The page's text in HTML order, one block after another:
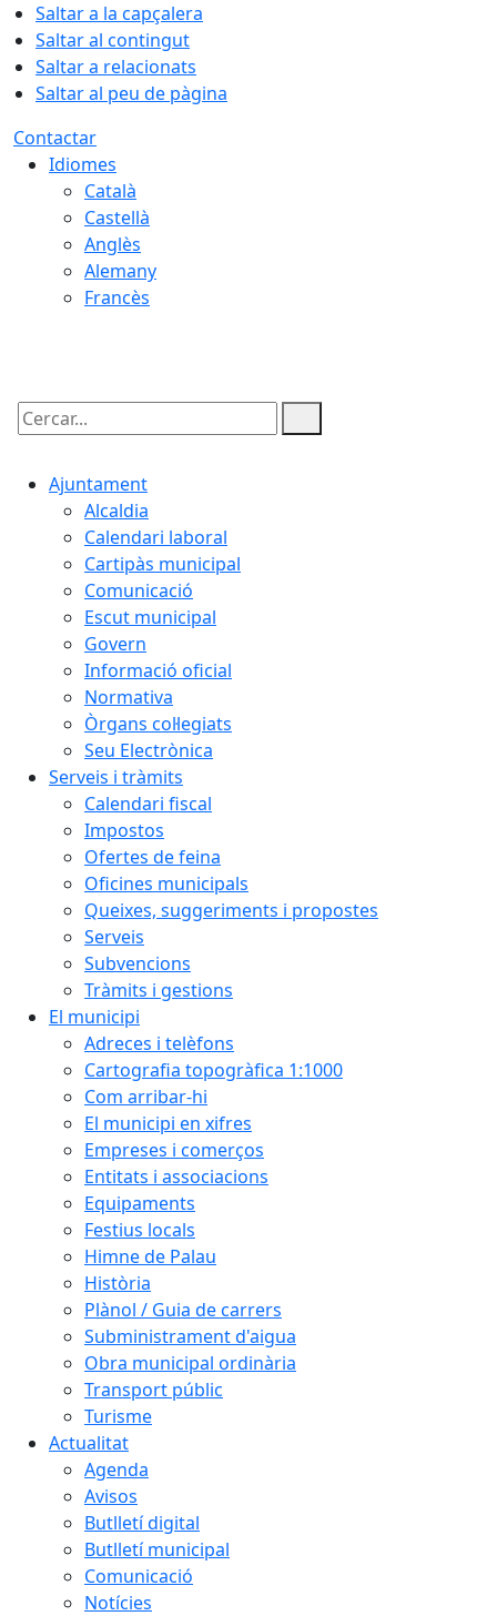
Saltar a la capçalera
Saltar al contingut
Saltar a relacionats
Saltar al peu de pàgina
Contactar
Idiomes
Català
Castellà
Anglès
Alemany
Francès
Cercar:
Ajuntament
Alcaldia
Calendari laboral
Cartipàs municipal
Comunicació
Escut municipal
Govern
Informació oficial
Normativa
Òrgans col·legiats
Seu Electrònica
Serveis i tràmits
Calendari fiscal
Impostos
Ofertes de feina
Oficines municipals
Queixes, suggeriments i propostes
Serveis
Subvencions
Tràmits i gestions
El municipi
Adreces i telèfons
Cartografia topogràfica 1:1000
Com arribar-hi
El municipi en xifres
Empreses i comerços
Entitats i associacions
Equipaments
Festius locals
Himne de Palau
Història
Plànol / Guia de carrers
Subministrament d'aigua
Obra municipal ordinària
Transport públic
Turisme
Actualitat
Agenda
Avisos
Butlletí digital
Butlletí municipal
Comunicació
Notícies